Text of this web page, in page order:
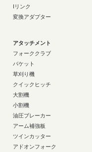
Iリンク
変換アダプター
アタッチメント
フォーククラブ
バケット
草刈り機
クイックヒッチ
大割機
小割機
油圧ブレーカー
アーム補強板
ツインカッター
アドオンフォーク